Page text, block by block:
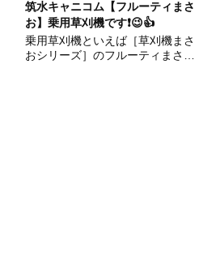
筑水キャニコム【フルーティまさ
お】乗用草刈機です❗️😉👍
乗用草刈機といえば［草刈機まさ
おシリーズ］のフルーティまさお